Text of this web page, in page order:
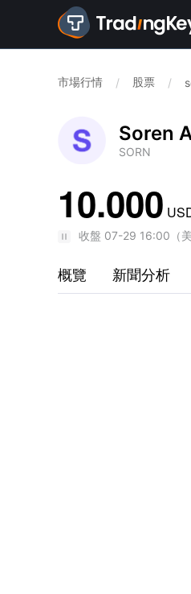
市場行情 / 股票 /
Soren
SORN
10.000
收盤 07-29 16:00 （
概覽 新聞分析